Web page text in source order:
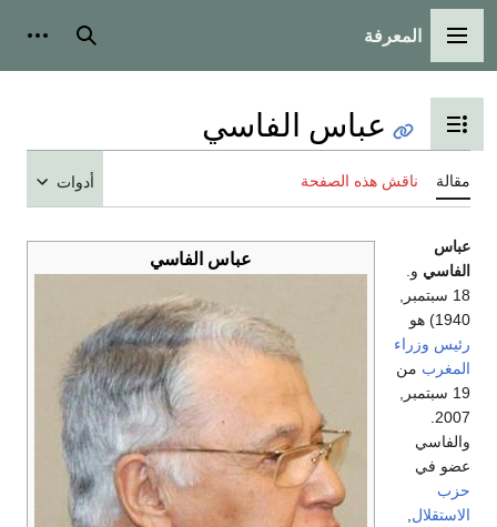
القائمة الرئيسية
المعرفة بحث
تبديل عرض جدول المحتويات
عباس الفاسي
مقالة ناقش هذه الصفحة أدوات
عباس الفاسي
عباس
الفاسي و.
18 سبتمبر,
1940) هو
رئيس وزراء
المغرب من
19 سبتمبر,
والفاسي
عضو في
حزب
الاستقلال